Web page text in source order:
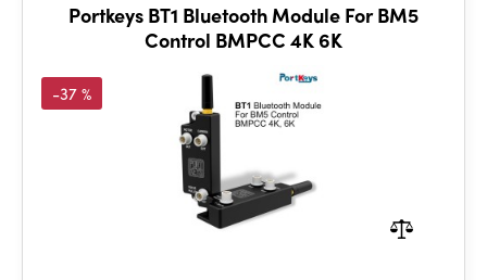
Portkeys BT1 Bluetooth Module For BM5
Control BMPCC 4K 6K
-37 %